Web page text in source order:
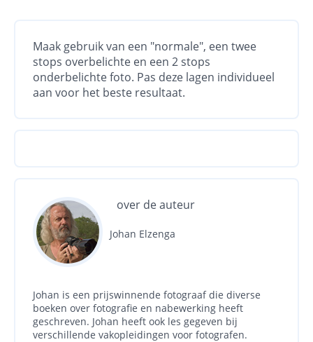
Maak gebruik van een "normale", een twee
stops overbelichte en een 2 stops
onderbelichte foto. Pas deze lagen individueel
aan voor het beste resultaat.
over de auteur
Johan Elzenga
Johan is een prijswinnende fotograaf die diverse
boeken over fotografie en nabewerking heeft
geschreven. Johan heeft ook les gegeven bij
verschillende vakopleidingen voor fotografen.